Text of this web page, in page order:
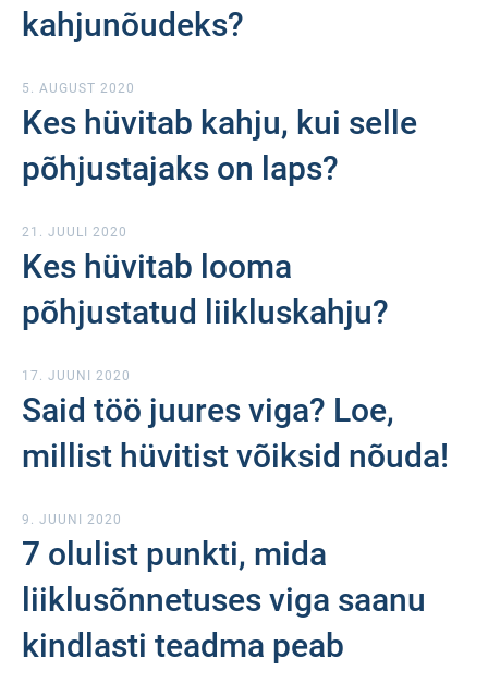
kahjunõudeks?
5. AUGUST 2020
Kes hüvitab kahju, kui selle
põhjustajaks on laps?
21. JUULI 2020
Kes hüvitab looma
põhjustatud liikluskahju?
17. JUUNI 2020
Said töö juures viga? Loe,
millist hüvitist võiksid nõuda!
9. JUUNI 2020
7 olulist punkti, mida
liiklusõnnetuses viga saanu
kindlasti teadma peab